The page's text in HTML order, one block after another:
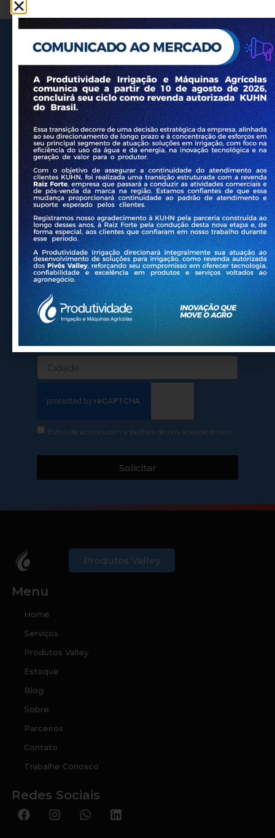
Fale conosco agora mesmo e
solicite mais informações ou
orçamento.
Falar no WhatsApp
Enviar Mensagem
Estou de acordo com a política de privacidade do site.
Solicitar
Produtos Valley
Menu
Home
Serviços
Produtos Valley
Estoque
Blog
Sobre
Parceiros
Contato
Trabalhe Conosco
Redes Sociais